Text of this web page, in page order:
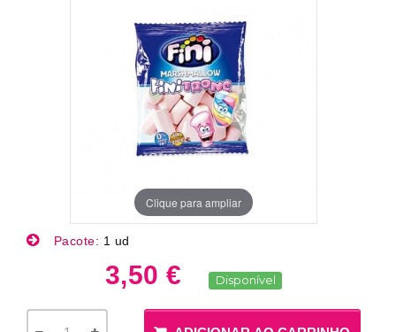
Clique para ampliar
Pacote: 1 ud
3,50 € Disponível